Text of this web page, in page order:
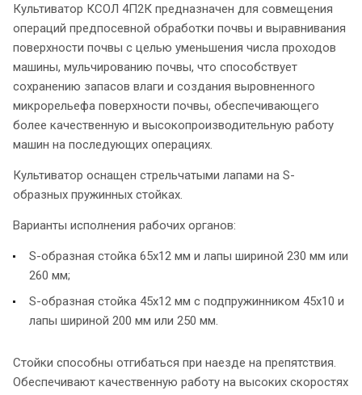
Культиватор КСОЛ 4П2К предназначен для совмещения
операций предпосевной обработки почвы и выравнивания
поверхности почвы с целью уменьшения числа проходов
машины, мульчированию почвы, что способствует
сохранению запасов влаги и создания выровненного
микрорельефа поверхности почвы, обеспечивающего
более качественную и высокопроизводительную работу
машин на последующих операциях.
Культиватор оснащен стрельчатыми лапами на S-
образных пружинных стойках.
Варианты исполнения рабочих органов:
S-образная стойка 65х12 мм и лапы шириной 230 мм или
260 мм;
S-образная стойка 45х12 мм с подпружинником 45х10 и
лапы шириной 200 мм или 250 мм.
Стойки способны отгибаться при наезде на препятствия.
Обеспечивают качественную работу на высоких скоростях